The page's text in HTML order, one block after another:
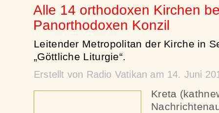
Alle 14 orthodoxen Kirchen
Panorthodoxen Konzil
Leitender Metropolitan der Kirche in
„Göttliche Liturgie“.
Erstellt von Radio Vatikan am 14. Juni
Kreta